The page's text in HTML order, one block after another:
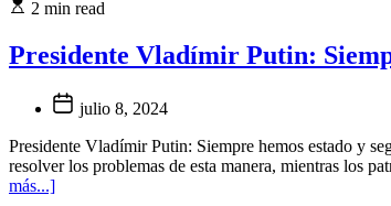
2 min read
Presidente Vladímir Putin:
julio 8, 2024
Presidente Vladímir Putin: Siempre hemos estado y
resolver los problemas de esta manera, mientras los
más...]